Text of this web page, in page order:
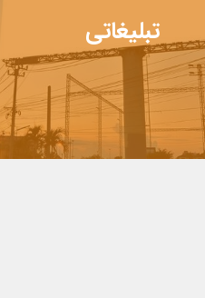
تبلیغاتی